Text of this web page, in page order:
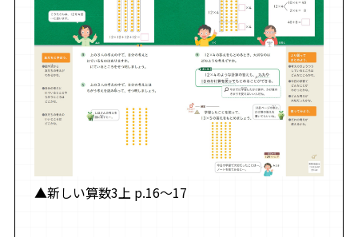
▲新しい算数3上 p.16～17